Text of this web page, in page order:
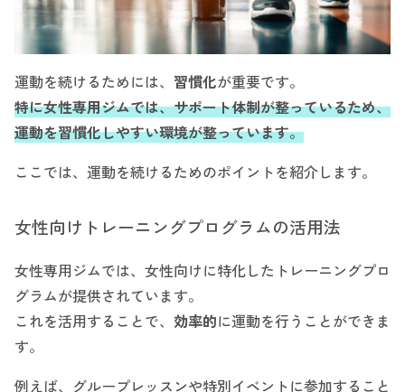
運動を続けるためには、 習慣化が重要です。
特に女性専用ジムでは、サポート体制が整っているため、
運動を習慣化しやすい環境が整っています。
ここでは、運動を続けるためのポイントを紹介します。
女性向けトレーニングプログラムの活用法
女性専用ジムでは、女性向けに特化したトレーニングプロ
グラムが提供されています。
これを活用することで、 効率的に運動を行うことができま
す。
例えば、グループレッスンや特別イベントに参加すること